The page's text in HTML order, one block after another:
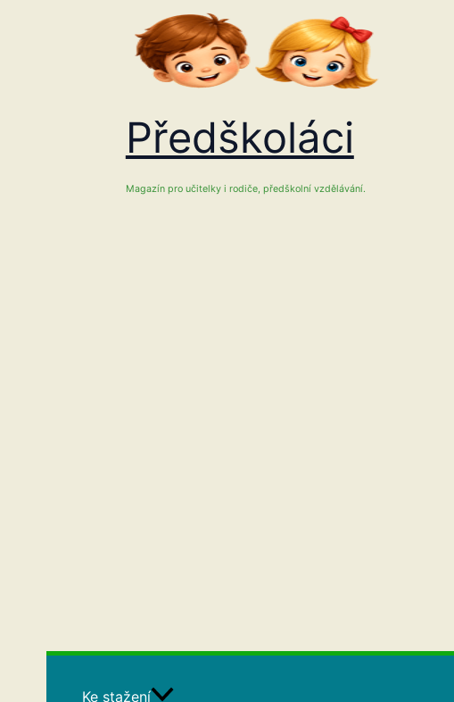
Předškoláci
Magazín pro učitelky i rodiče, předškolní vzdělávání.
Ke stažení